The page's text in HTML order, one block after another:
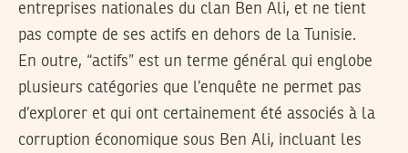
entreprises nationales du clan Ben Ali, et ne tient
pas compte de ses actifs en dehors de la Tunisie.
En outre, “actifs” est un terme général qui englobe
plusieurs catégories que l’enquête ne permet pas
d’explorer et qui ont certainement été associés à la
corruption économique sous Ben Ali, incluant les